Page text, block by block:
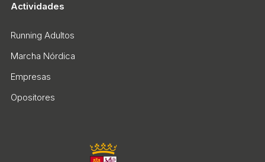
Actividades
Running Adultos
Marcha Nórdica
Empresas
Opositores